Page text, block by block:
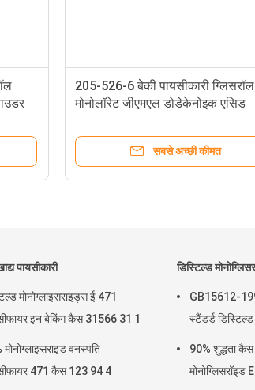
205-526-6 बेकी पायसीकारी ग्लिसरॉल
मोनोलॉरेट जीएमएल डोडेकेनोइक एसिड
सबसे अच्छी कीमत
पायसीकारी
मोनोग्लाइसराइड्स ई 471
इन बेकिंग कैस 31566 31 1
मोनोग्लाइसराइड वनस्पति
471 कैस 123 94 4
डिस्टिल्ड
GB15612-
स्टैंडर्ड डिस्टिल्ड
90% शुद्धता
मोनोग्लिसरॉइड